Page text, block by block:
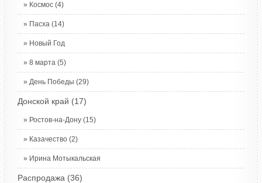
Космос (4)
Пасха (14)
Новый Год
8 марта (5)
День Победы (29)
Донской край (17)
Ростов-на-Дону (15)
Казачество (2)
Ирина Мотыкальская
Распродажа (36)